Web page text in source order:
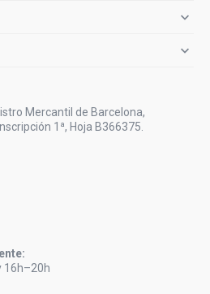


Mercantil de Barcelona,
1ª, Hoja B366375.
16h–20h